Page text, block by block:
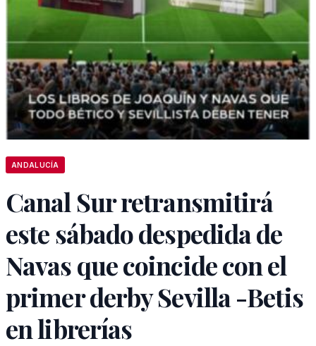
ANDALUCÍA
Canal Sur retransmitirá
este sábado despedida de
Navas que coincide con el
primer derby Sevilla -Betis
en librerías